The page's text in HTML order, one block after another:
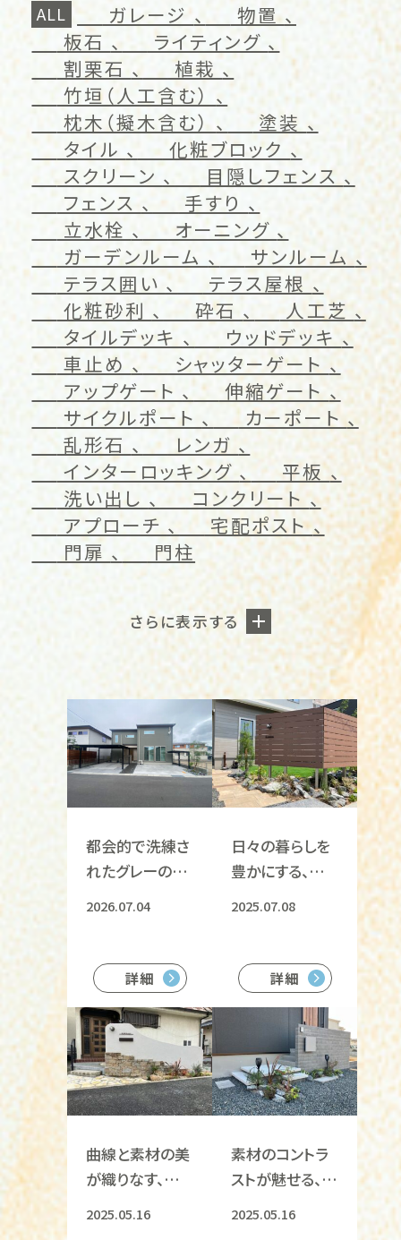
ALL ガレージ
物置
板石
ライティング
割栗石
植栽
竹垣（人工含む）
枕木（擬木含む）
塗装
タイル
化粧ブロック
スクリーン
目隠しフェンス
フェンス
手すり
立水栓
オーニング
ガーデンルーム
サンルーム
テラス囲い
テラス屋根
化粧砂利
砕石
人工芝
タイルデッキ
ウッドデッキ
車止め
シャッターゲート
アップゲート
伸縮ゲート
サイクルポート
カーポート
乱形石
レンガ
インターロッキング
平板
洗い出し
コンクリート
アプローチ
宅配ポスト
門扉
門柱
さらに表示する
都会的で洗練さ
れたグレーの外
2026.07.04
詳細
日々の暮らしを
豊かにする、人工
2025.07.08
詳細
曲線と素材の美
が織りなす、洗練
2025.05.16
素材のコントラ
ストが魅せる、機
2025.05.16